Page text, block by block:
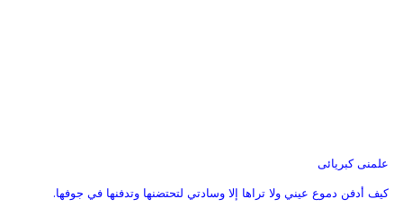
علمنى كبريائى
كيف أدفن دموع عيني ولا تراها إلا وسادتي لتحتضنها وتدفنها في جوفها.